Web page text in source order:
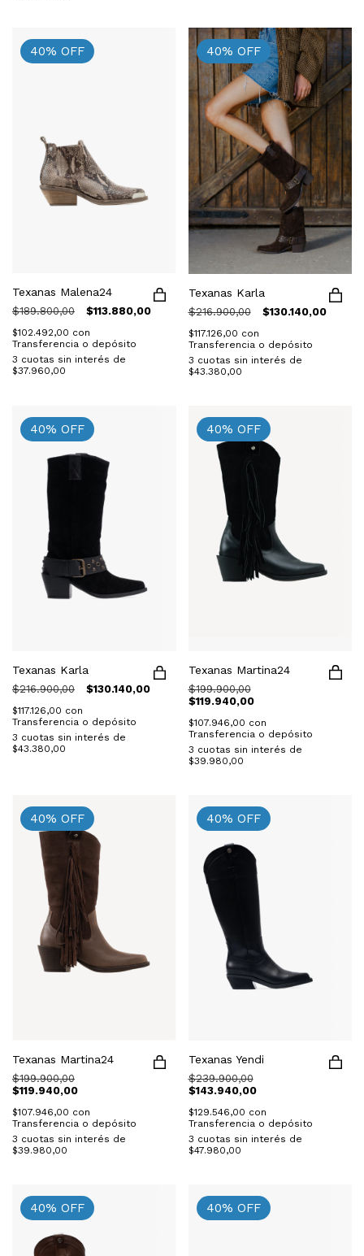
40% OFF
Texanas Malena24
$189.800,00 $113.880,00
$102.492,00 con
Transferencia o depósito
3 cuotas sin interés de
$37.960,00
40% OFF
Texanas Karla
$216.900,00 $130.140,00
$117.126,00 con
Transferencia o depósito
3 cuotas sin interés de
$43.380,00
40% OFF
Texanas Karla
$216.900,00 $130.140,00
$117.126,00 con
Transferencia o depósito
3 cuotas sin interés de
$43.380,00
40% OFF
Texanas Martina24
$199.900,00
$119.940,00
$107.946,00 con
Transferencia o depósito
3 cuotas sin interés de
$39.980,00
40% OFF
Texanas Martina24
$199.900,00
$119.940,00
$107.946,00 con
Transferencia o depósito
3 cuotas sin interés de
$39.980,00
40% OFF
Texanas Yendi
$239.900,00
$143.940,00
$129.546,00 con
Transferencia o depósito
3 cuotas sin interés de
$47.980,00
40% OFF 40% OFF